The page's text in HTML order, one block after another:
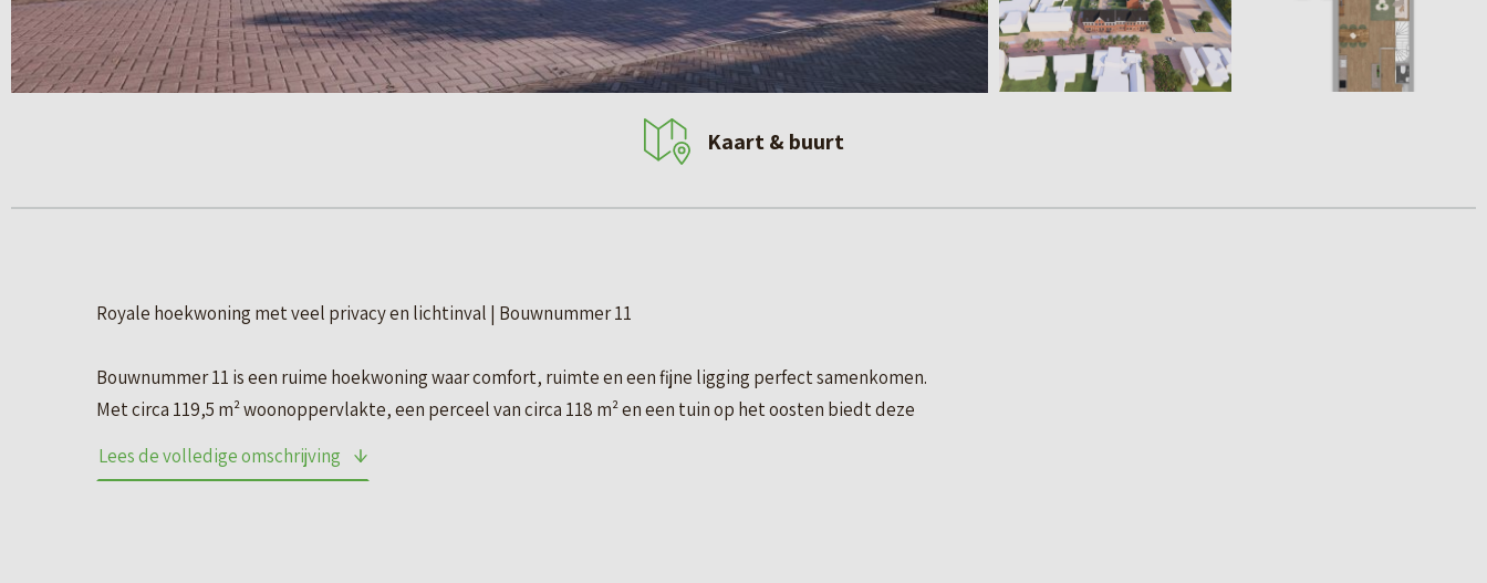
Kaart & buurt
Royale hoekwoning met veel privacy en lichtinval | Bouwnummer 11
Bouwnummer 11 is een ruime hoekwoning waar comfort, ruimte en een fijne ligging perfect samenkomen.
Met circa 119,5 m² woonoppervlakte, een perceel van circa 118 m² en een tuin op het oosten biedt deze
Lees de volledige omschrijving